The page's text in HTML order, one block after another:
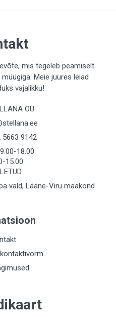
mis tegeleb peamiselt
Meie juures leiad
vajalikku!
OÜ
5663 9142
18.00
15.00
vald, Lääne-Viru maakond